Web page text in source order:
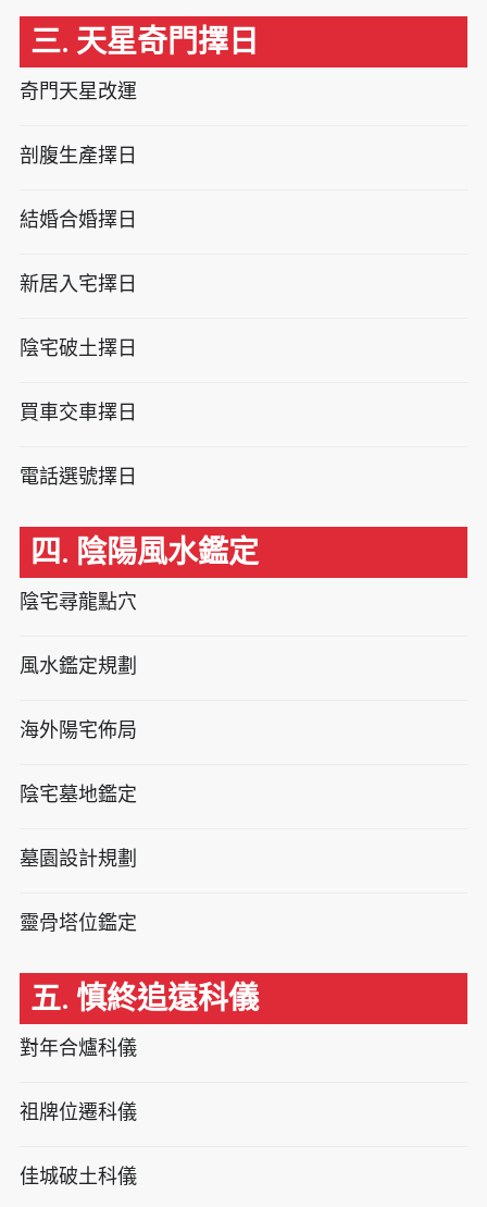
三. 天星奇門擇日
奇門天星改運
剖腹生產擇日
結婚合婚擇日
新居入宅擇日
陰宅破土擇日
買車交車擇日
電話選號擇日
四. 陰陽風水鑑定
陰宅尋龍點穴
風水鑑定規劃
海外陽宅佈局
陰宅墓地鑑定
墓園設計規劃
靈骨塔位鑑定
五. 慎終追遠科儀
對年合爐科儀
祖牌位遷科儀
佳城破土科儀